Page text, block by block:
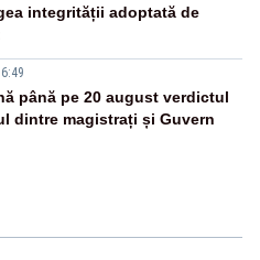
integrității adoptată de
până pe 20 august verdictul
dintre magistrați și Guvern